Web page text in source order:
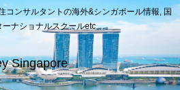
コンサルタントの海外&シンガポール情報, 国
ーナショナルスクールetc..
Singapore